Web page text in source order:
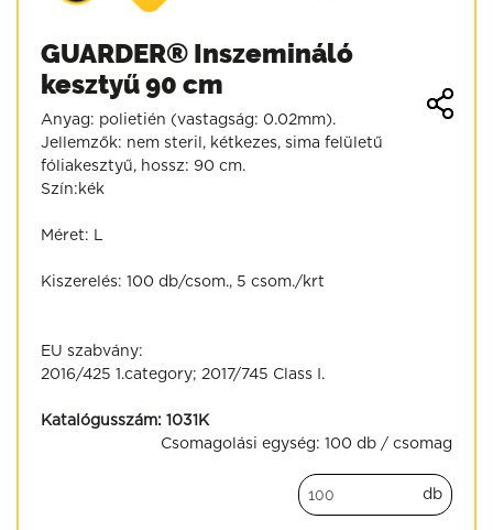
GUARDER® Inszemináló
kesztyű 90 cm
Anyag: polietién (vastagság: 0.02mm).
Jellemzők: nem steril, kétkezes, sima felületű
fóliakesztyű, hossz: 90 cm.
Szín:kék
Méret: L
Kiszerelés: 100 db/csom., 5 csom./krt
EU szabvány:
2016/425 1.category; 2017/745 Class I.
Katalógusszám: 1031K
Csomagolási egység: 100 db / csomag
db